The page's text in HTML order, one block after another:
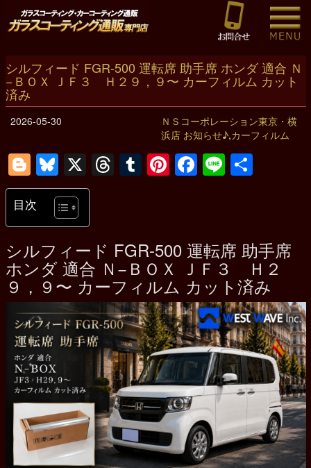
シルフィード FGR-500 運転席 助手席 ホンダ 適合 Ｎ
−ＢＯＸ ＪＦ３ Ｈ２９，９〜 カーフィルム カット
済み
2026-05-30
ＮＳコーポレーション東京・横
浜店 お知らせ♪,カーフィルム
Blogger
Bluesky
X Threads
Tumblr
Pinterest
Facebook
Line共
目次
シルフィード FGR-500 運転席 助手席
ホンダ 適合 Ｎ−ＢＯＸ ＪＦ３ Ｈ２
９，９〜 カーフィルム カット済み